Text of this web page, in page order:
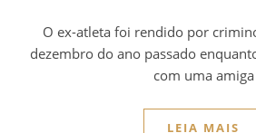
O ex-atleta foi rendido por criminosos armados em
dezembro do ano passado
com uma amiga
LEIA MAIS